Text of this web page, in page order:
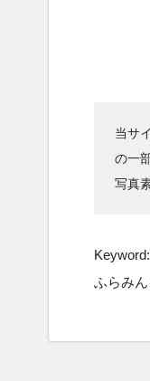
当サ
の一
写真
Keyword:
ふらみ